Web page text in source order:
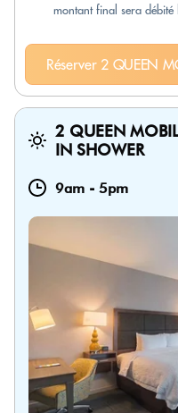
montant final sera
Réserver 2 QUEEN
2 QUEEN
IN SHOWER
9am - 5pm